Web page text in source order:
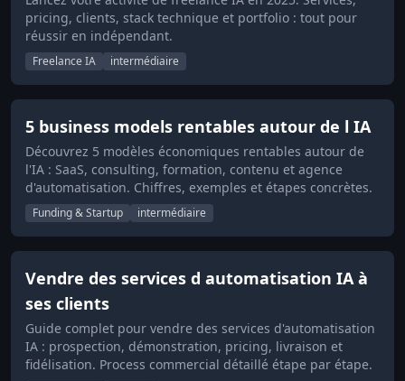
pricing, clients, stack technique et portfolio : tout pour
réussir en indépendant.
Freelance IA intermédiaire
5 business models rentables autour de l IA
Découvrez 5 modèles économiques rentables autour de
l'IA : SaaS, consulting, formation, contenu et agence
d'automatisation. Chiffres, exemples et étapes concrètes.
Funding & Startup intermédiaire
Vendre des services d automatisation IA à
ses clients
Guide complet pour vendre des services d'automatisation
IA : prospection, démonstration, pricing, livraison et
fidélisation. Process commercial détaillé étape par étape.